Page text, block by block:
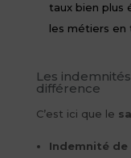
taux bien plus
les métiers en
Les
différence
C’est ici que le
Indemnité de